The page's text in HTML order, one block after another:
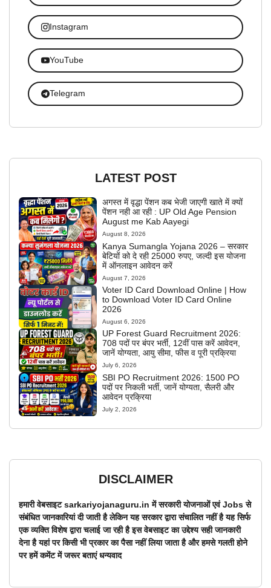
Instagram
YouTube
Telegram
LATEST POST
अगस्त में वृद्धा पेंशन कब भेजी जाएगी खाते में क्यों
पेंशन नही आ रही : UP Old Age Pension
August me Kab Aayegi
August 8, 2026
Kanya Sumangla Yojana 2026 – सरकार
बेटियों को दे रही 25000 रुपए, जल्दी इस योजना
में ऑनलाइन आवेदन करें
August 7, 2026
Voter ID Card Download Online | How
to Download Voter ID Card Online
2026
August 6, 2026
UP Forest Guard Recruitment 2026:
708 पदों पर बंपर भर्ती, 12वीं पास करें आवेदन,
जानें योग्यता, आयु सीमा, फीस व पूरी प्रक्रिया
July 6, 2026
SBI PO Recruitment 2026: 1500 PO
पदों पर निकली भर्ती, जानें योग्यता, सैलरी और
आवेदन प्रक्रिया
July 2, 2026
DISCLAIMER
हमारी वेबसाइट sarkariyojanaguru.in में सरकारी योजनाओं एवं Jobs से
संबंधित जानकारियां दी जाती है लेकिन यह सरकार द्वारा संचालित नहीं है यह सिर्फ
एक व्यक्ति विशेष द्वारा चलाई जा रही है इस वेबसाइट का उद्देश्य सही जानकारी
देना है यहां पर किसी भी प्रकार का पैसा नहीं लिया जाता है और हमसे गलती होने
पर हमें कमेंट में जरूर बताएं धन्यवाद